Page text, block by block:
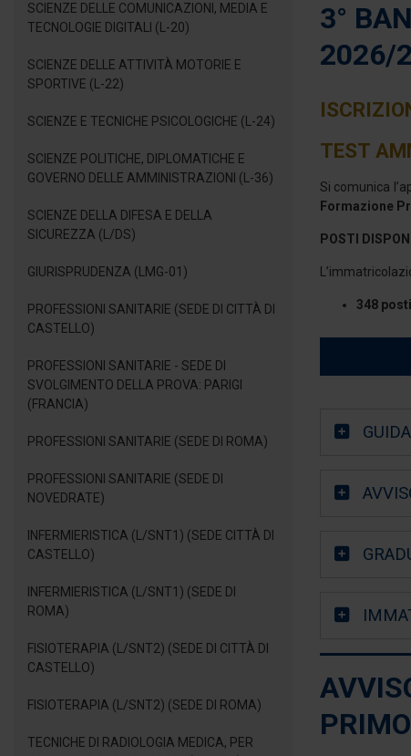
SCIENZE DELLE COMUNICAZIONI, MEDIA E
TECNOLOGIE DIGITALI (L-20)
SCIENZE DELLE ATTIVITÀ MOTORIE E
SPORTIVE (L-22)
SCIENZE E TECNICHE PSICOLOGICHE (L-24)
SCIENZE POLITICHE, DIPLOMATICHE E
GOVERNO DELLE AMMINISTRAZIONI (L-36)
SCIENZE DELLA DIFESA E DELLA
SICUREZZA (L/DS)
GIURISPRUDENZA (LMG-01)
PROFESSIONI SANITARIE (SEDE DI CITTÀ DI
CASTELLO)
PROFESSIONI SANITARIE - SEDE DI
SVOLGIMENTO DELLA PROVA: PARIGI
(FRANCIA)
PROFESSIONI SANITARIE (SEDE DI ROMA)
PROFESSIONI SANITARIE (SEDE DI
NOVEDRATE)
INFERMIERISTICA (L/SNT1) (SEDE CITTÀ DI
CASTELLO)
INFERMIERISTICA (L/SNT1) (SEDE DI
ROMA)
FISIOTERAPIA (L/SNT2) (SEDE DI CITTÀ DI
CASTELLO)
FISIOTERAPIA (L/SNT2) (SEDE DI ROMA)
TECNICHE DI RADIOLOGIA MEDICA, PER
3°
2026/
TEST
Si comunica
Formazione
POSTI
348
PRIMO